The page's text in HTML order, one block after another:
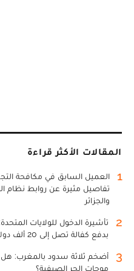
المقالات الأكثر قراءة
1
العميل السابق في مكافحة
تفاصيل مثيرة عن روابط نظام
والجزائر
2
بدفع كفالة تصل إلى 20 ألف دولار
3
أضخم ثلاثة سدود بالمغرب:
موجات الحر الصيفية؟